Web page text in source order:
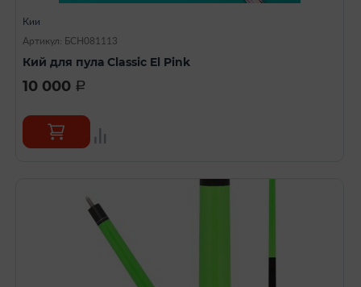
Кии
Артикул: БСН081113
Кий для пула Classic El Pink
10 000 a